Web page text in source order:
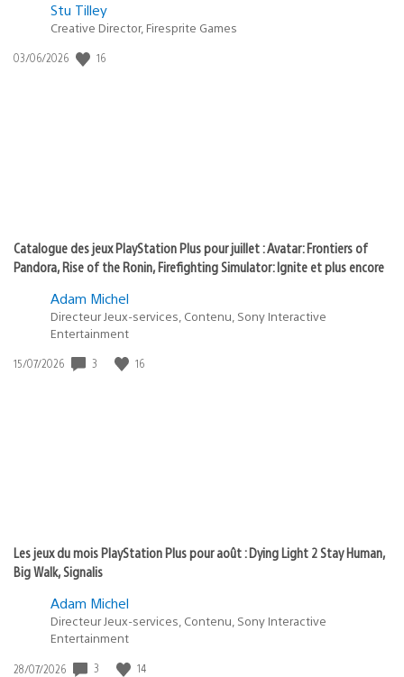
Postée
:
Stu Tilley
Creative Director, Firesprite Games
Date
03/06/2026 16
Catalogue des jeux PlayStation Plus pour juillet : Avatar: Frontiers of
Pandora, Rise of the Ronin, Firefighting Simulator: Ignite et plus encore
Adam Michel
Directeur Jeux-services, Contenu, Sony Interactive
Entertainment
Date
15/07/2026 3 16
Les jeux du mois PlayStation Plus pour août : Dying Light 2 Stay Human,
Big Walk, Signalis
Adam Michel
Directeur Jeux-services, Contenu, Sony Interactive
Entertainment
Date
28/07/2026 3 14